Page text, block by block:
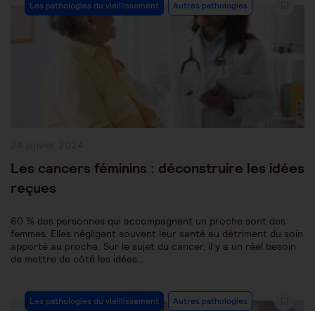
Category:
Les pathologies du vieillissement Autres pathologies
Les cancers féminins : déconstruire les idées
reçues
60 % des personnes qui accompagnent un proche sont des
femmes. Elles négligent souvent leur santé au détriment du soin
apporté au proche. Sur le sujet du cancer, il y a un réel besoin
de mettre de côté les idées…
Post
Les pathologies du vieillissement Autres pathologies